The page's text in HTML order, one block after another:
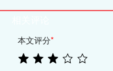
本文评分*